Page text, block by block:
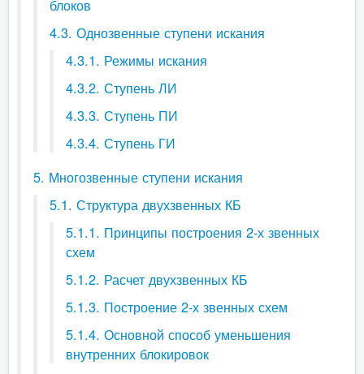
блоков
4.3. Однозвенные ступени искания
4.3.1. Режимы искания
4.3.2. Ступень ЛИ
4.3.3. Ступень ПИ
4.3.4. Ступень ГИ
5. Многозвенные ступени искания
5.1. Структура двухзвенных КБ
5.1.1. Принципы построения 2-х звенных
схем
5.1.2. Расчет двухзвенных КБ
5.1.3. Построение 2-х звенных схем
5.1.4. Основной способ уменьшения
внутренних блокировок